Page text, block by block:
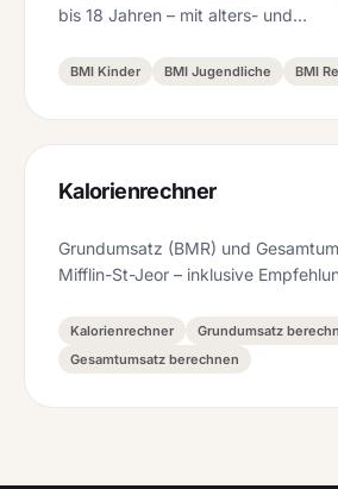
bis 18 Jahren – mit alters- und
al.).BMI Kinder BMI Jugendliche BMI
Kalorienrechner
Grundumsatz (BMR) und
Mifflin-St-Jeor – inklusive
Kalorienrechner
Grundumsatz
Gesamtumsatz berechnen